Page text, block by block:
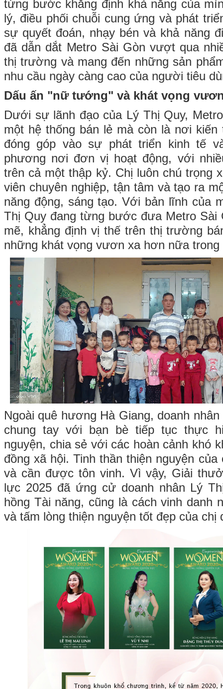
từng bước khẳng định khả năng của
lý, điều phối chuỗi cung ứng và phát
sự quyết đoán, nhạy bén và khả năng
đã dẫn dắt Metro Sài Gòn vượt qua
thị trường và mang đến những sản
nhu cầu ngày càng cao của người tiêu
Dấu ấn "nữ tướng" và khát vọng
Dưới sự lãnh đạo của Lý Thị Quy,
một hệ thống bán lẻ mà còn là nơi
đóng góp vào sự phát triển kinh tế
phương nơi đơn vị hoạt động, với
trên cả một thập kỷ. Chị luôn chú trọng
viên chuyên nghiệp, tận tâm và tạo ra
năng động, sáng tạo. Với bản lĩnh của
Thị Quy đang từng bước đưa Metro Sài
mẽ, khẳng định vị thế trên thị trường
những khát vọng vươn xa hơn nữa
Ngoài quê hương Hà Giang, doanh
chung tay với bạn bè tiếp tục thực
nguyện, chia sẻ với các hoàn cảnh khó
đồng xã hội. Tinh thần thiện nguyện
và cần được tôn vinh. Vì vậy, Giải
lực 2025 đã ứng cử doanh nhân Lý
hồng Tài năng, cũng là cách vinh danh
và tấm lòng thiện nguyện tốt đẹp của chị